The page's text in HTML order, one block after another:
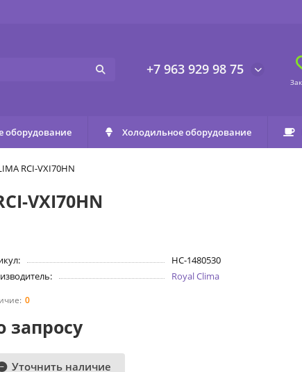
+7 963 929 98 75
оборудование Холодильное оборудование
RCI-VXI70HN
VXI70HN
НС-1480530
Royal Clima
0
запросу
Уточнить наличие